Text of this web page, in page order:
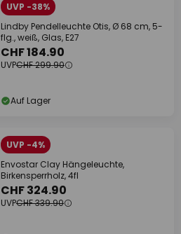
UVP -38%
Lindby Pendelleuchte Otis, Ø 68 cm, 5-
flg., weiß, Glas, E27
CHF 184.90
UVPCHF 299.90
Auf Lager
UVP -4%
Envostar Clay Hängeleuchte,
Birkensperrholz, 4fl
CHF 324.90
UVPCHF 339.90